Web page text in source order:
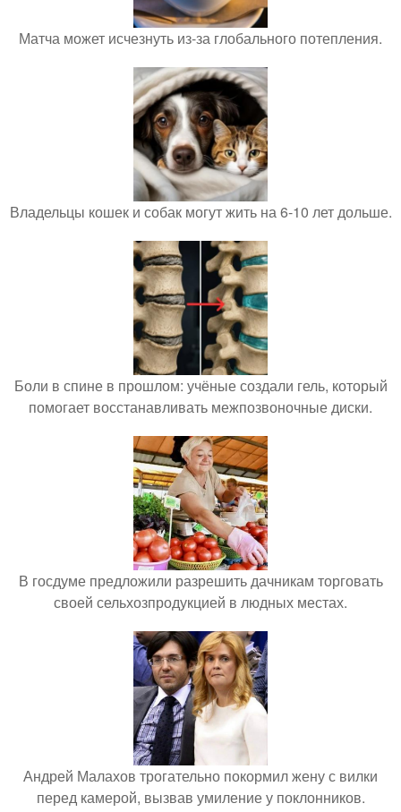
Матча может исчезнуть из-за глобального потепления.
Владельцы кошек и собак могут жить на 6-10 лет дольше.
Боли в спине в прошлом: учёные создали гель, который
помогает восстанавливать межпозвоночные диски.
В госдуме предложили разрешить дачникам торговать
своей сельхозпродукцией в людных местах.
Андрей Малахов трогательно покормил жену с вилки
перед камерой, вызвав умиление у поклонников.